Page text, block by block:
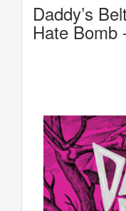
Daddy’s
Hate Bomb